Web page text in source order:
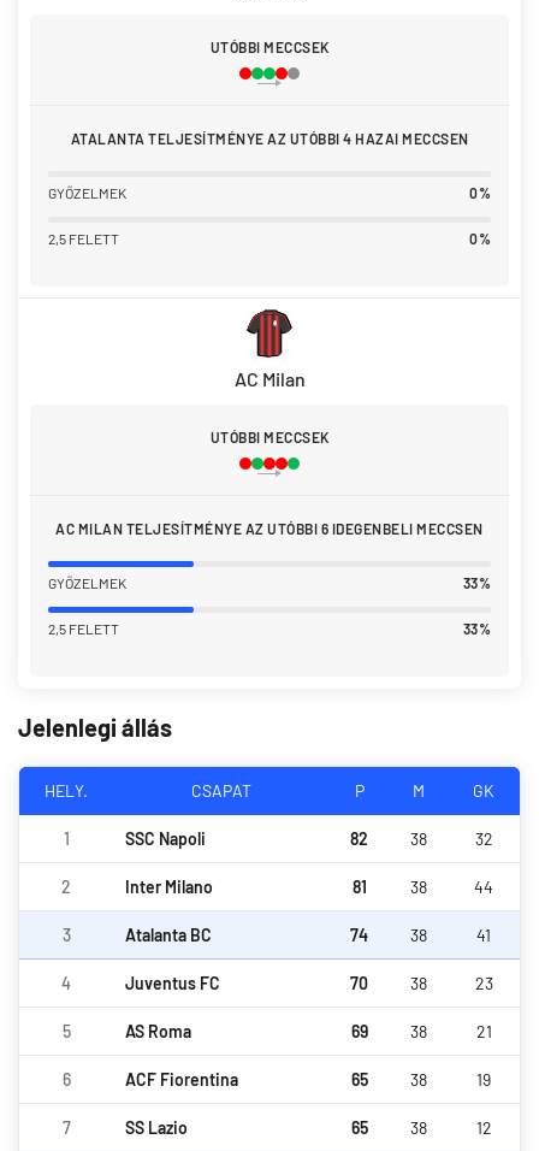
UTÓBBI MECCSEK
ATALANTA TELJESÍTMÉNYE AZ UTÓBBI 4 HAZAI MECCSEN
GYŐZELMEK 0%
2,5 FELETT 0%
AC Milan
UTÓBBI MECCSEK
AC MILAN TELJESÍTMÉNYE AZ UTÓBBI 6 IDEGENBELI MECCSEN
GYŐZELMEK 33%
2,5 FELETT 33%
Jelenlegi állás
HELY. CSAPAT P M GK
1 SSC Napoli 82 38 32
2 Inter Milano 81 38 44
3 Atalanta BC 74 38 41
4 Juventus FC 70 38 23
5 AS Roma 69 38 21
6 ACF Fiorentina 65 38 19
7 SS Lazio 65 38 12